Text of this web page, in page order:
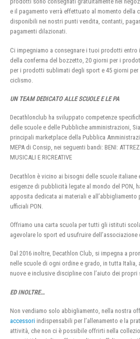
e il pagamento verrà effettuato al momento della
disponibili nei nostri punti vendita, contanti,
pagamenti dilazionati.
Ci impegniamo a consegnare i tuoi prodotti entro
della conferma del bozzetto, 20 giorni per i
per i prodotti sublimati degli sport e 45 giorni
ciclismo.
UN TEAM DEDICATO ALLE SCUOLE E LE PA
Decathlonclub ha sviluppato competenze
delle scuole e delle Pubbliche amministrazioni,
principali marketplace della Pubblica
MEPA di Consip, nei seguenti bandi: BENI:
MUSICALI E RICREATIVE
Decathlon è vicino ai bisogni delle scuole italiane
esigenze di pubblicità legate al mondo del PON,
apposita dedicata ai materiali e
ufficiali PON.
Offriamo una carta scuola per tutti gli istituti
agevolare lo sport ed usufruire dell’associazione
Dal 2016 inoltre, Decathlon Club, si impegna a
nelle scuole di ogni ordine e grado, in tutta Italia,
nuove e inclusive discipline con l’aiuto dei
ED INOLTRE…
Non vendiamo solo abbigliamento, nella nostra
accessori indispensabili per l’allenamento e la
attività, che non ci è possibile offrirti nella